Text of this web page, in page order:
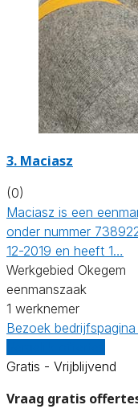
3. Maciasz
(0)
Maciasz is een
onder nummer
12-2019 en heeft 1…
Werkgebied Okegem
eenmanszaak
1 werknemer
Bezoek bedrijfspagina
Gratis - Vrijblijvend
Vraag gratis